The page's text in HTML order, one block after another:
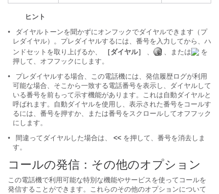
ヒント
•
ダイヤルトーンを聞かずにオンフックでダイヤルできます（プ
レダイヤル）。プレダイヤルするには、番号を入力してから、ハ
ンドセットを取り上げるか、
［ダイヤル］ 、または
を
押して、オフフックにします。
•
プレダイヤルする場合、この電話機には、発信履歴ログが利用
可能な場合、そこから一致する電話番号を表示し、ダイヤルして
いる番号を前もって示す機能があります。これは自動ダイヤルと
呼ばれます。自動ダイヤルを使用し、表示された番号をコールす
るには、番号を押すか、または番号をスクロールしてオフフック
にします。
•
間違ってダイヤルした場合は、 << を押して、番号を消去しま
す。
コールの発信：その他のオプション
この電話機で利用可能な特別な機能やサービスを使ってコールを
発信することができます。これらのその他のオプションについて